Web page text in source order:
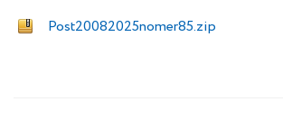
Post20082025nomer85.zip